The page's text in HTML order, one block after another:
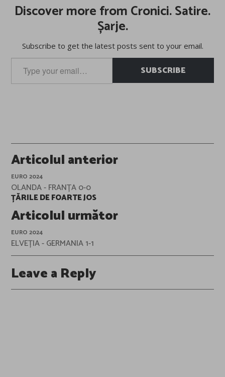
Discover more from Cronici. Satire.
Șarje.
Subscribe to get the latest posts sent to your email.
your
email…
SUBSCRIBE
Post
navigation
Articolul anterior
EURO 2024
OLANDA - FRANȚA 0-0
ȚĂRILE DE FOARTE JOS
Articolul următor
EURO 2024
ELVEȚIA - GERMANIA 1-1
Leave a Reply